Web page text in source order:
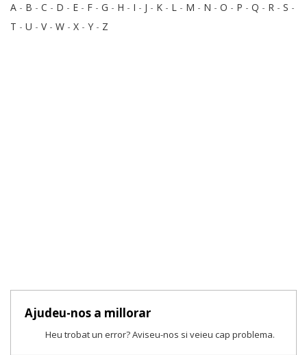
A - B - C - D - E - F - G - H - I - J - K - L - M - N - O - P - Q - R - S -
T - U - V- W - X - Y - Z
Ajudeu-nos a millorar
Heu trobat un error? Aviseu-nos si veieu cap problema.